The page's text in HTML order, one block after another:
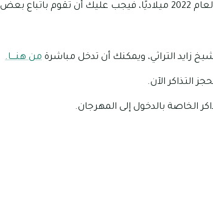
إذا كنت تريد حجز التذاكر الخاصة بمهرجان الشيخ زايد التراثي لعام 2022 ميلاديًا، فيجب عليك أن تقوم باتباع بعض
زايد التراثي، ويمكنك أن تدخل مباشرة من هنــــا.
التذاكر الآن.
الخاصة بالدخول إلى المهرجان.